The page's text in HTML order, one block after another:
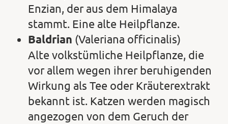
Enzian, der aus dem Himalaya
stammt. Eine alte Heilpflanze.
Baldrian (Valeriana officinalis)
Alte volkstümliche Heilpflanze, die
vor allem wegen ihrer beruhigenden
Wirkung als Tee oder Kräuterextrakt
bekannt ist. Katzen werden magisch
angezogen von dem Geruch der